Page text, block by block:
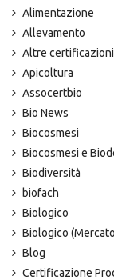
Alimentazione
Allevamento
Altre certificazioni
Apicoltura
Assocertbio
Bio News
Biocosmesi
Biocosmesi e
Biodiversità
biofach
Biologico
Biologico
Blog
Certificazione